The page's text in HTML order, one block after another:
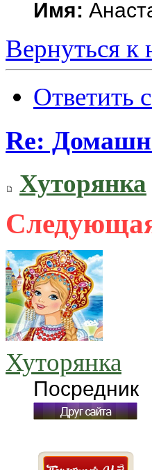
Имя:
Вернуться к
Ответить
Re:
Хуторянка
Хуторянка
Посредник